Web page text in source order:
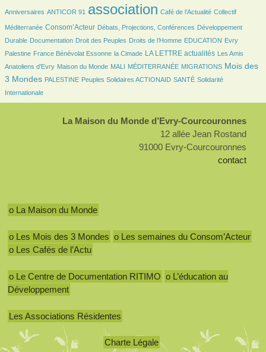
Anniversaires ANTICOR 91 association Café de l’Actualité Collectif
Méditerranée
1057/4052 Consom’Acteur
268/4052 Débats, Projections, Conférences
281/4052
Développement
Durable
134/4052Documentation
52/4052 Droit des Peuples
283/4052 Droits de l’Homme
79/4052 EDUCATION
21/4052
Evry
Palestine
155/4052France Bénévolat Essonne
36/4052 la Cimade
1290/4052 LA LETTRE actualités
72/4052
Les Amis
Anatoliens d’Evry
169/4052 Maison du Monde
50/4052 MALI
26/4052 MÉDITERRANÉE
227/4052 MIGRATIONS
1734/4052
Mois des
3 Mondes
170/4052 PALESTINE
194/4052 Peuples Solidaires ACTIONAID
166/4052 SANTÉ
453/4052
Solidarité
Internationale
La Maison du Monde d’Evry-Courcouronnes
12 allée Jean Rostand
91000 Evry-Courcouronnes
contact
o La Maison du Monde
o Les Mois des 3 Mondes o Les semaines du Consom’Acteur
o Les Cafés de l’Actu
o Le Centre de Documentation RITIMO o L’éducation au
Développement
Les Associations Résidentes
Charte Légale